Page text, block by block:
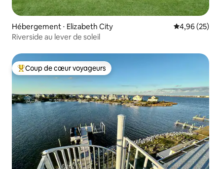
Hébergement ⋅ Elizabeth City Évaluation
4,96 (25)
Riverside au lever de soleil
Coups de cœur voyageurs les plus appréciés
Coup de cœur voyageurs